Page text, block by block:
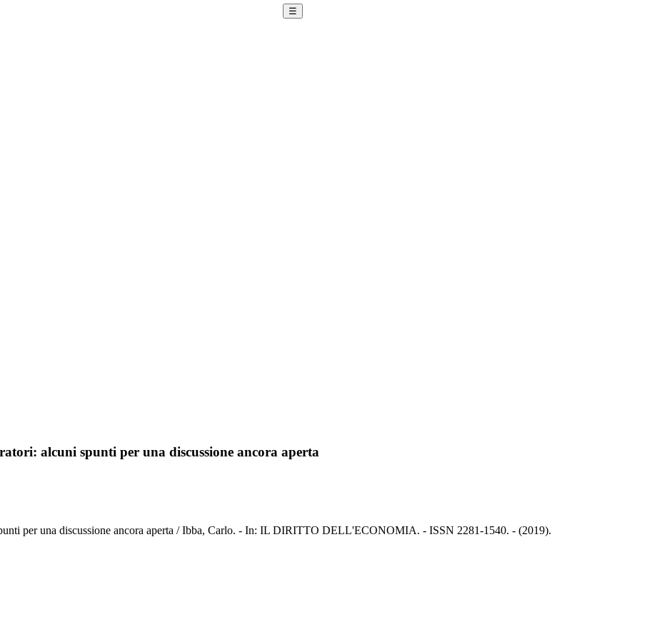
☰
alcuni spunti per una discussione ancora aperta
per una discussione ancora aperta / Ibba, Carlo. - In: IL DIRITTO DELL'ECONOMIA. - ISSN 2281-1540. - (2019).